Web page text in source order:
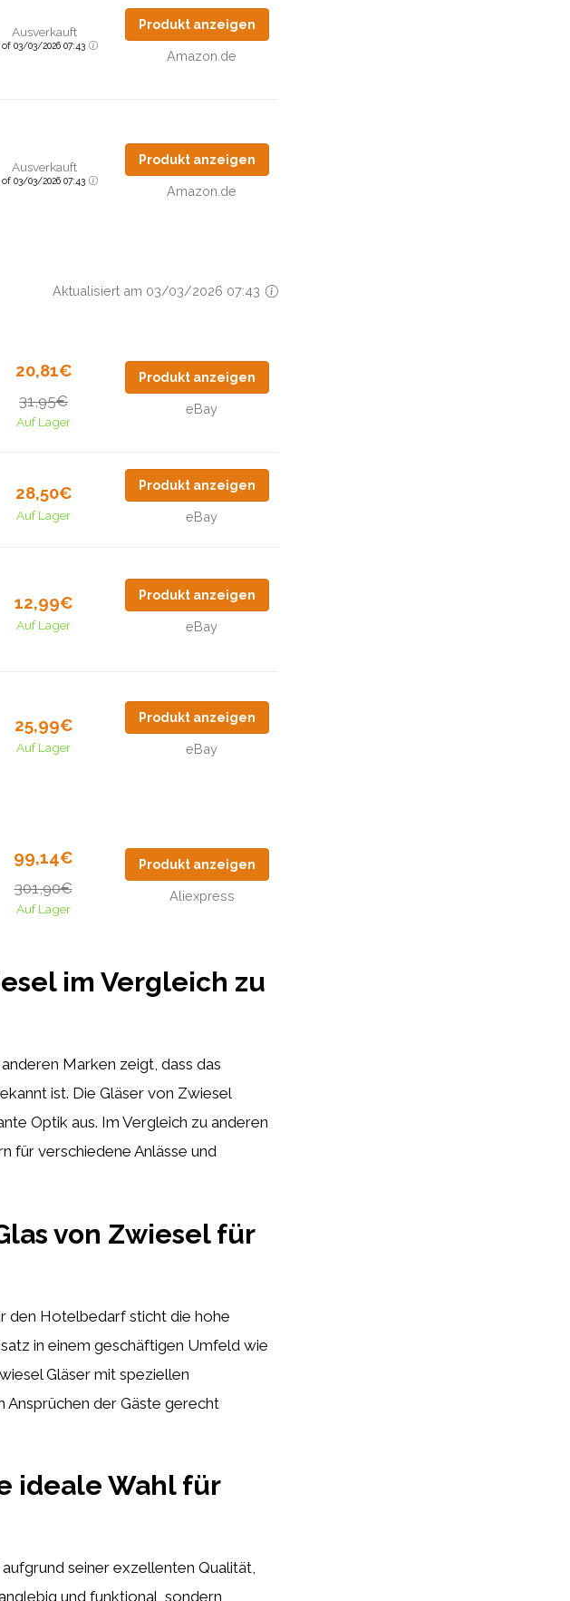
Ausverkauft
of 03/03/2026 07:43
Produkt anzeigen
Amazon.de
Ausverkauft
of 03/03/2026 07:43
Produkt anzeigen
Amazon.de
Aktualisiert am 03/03/2026 07:43
20,81€
31,95€
Auf Lager
Produkt anzeigen
eBay
28,50€
Auf Lager
Produkt anzeigen
eBay
12,99€
Auf Lager
Produkt anzeigen
eBay
25,99€
Auf Lager
Produkt anzeigen
eBay
99,14€
301,90€
Auf Lager
Produkt anzeigen
Aliexpress
im Vergleich zu
Marken zeigt, dass das
ist. Die Gläser von Zwiesel
Optik aus. Im Vergleich zu anderen
für verschiedene Anlässe und
von Zwiesel für
den Hotelbedarf sticht die hohe
in einem geschäftigen Umfeld wie
Gläser mit speziellen
Ansprüchen der Gäste gerecht
ideale Wahl für
seiner exzellenten Qualität,
und funktional, sondern